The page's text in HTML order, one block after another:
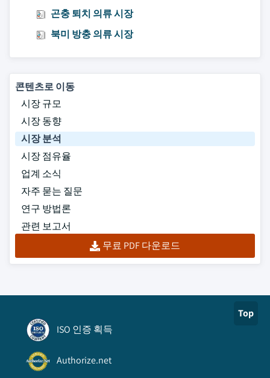
곤충 퇴치 의류 시장
북미 방충 의류 시장
콘텐츠로 이동
시장 규모
시장 동향
시장 분석
시장 점유율
업계 소식
자주 묻는 질문
연구 방법론
관련 보고서
무료 PDF 다운로드
Top
ISO 인증 획득
Authorize.net